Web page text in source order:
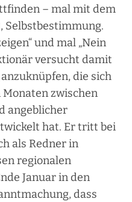
– mal mit dem
Selbstbestimmung.
und mal „Nein
versucht damit
die sich
zwischen
angeblicher
hat. Er tritt bei
als Redner in
regionalen
Januar in den
dass